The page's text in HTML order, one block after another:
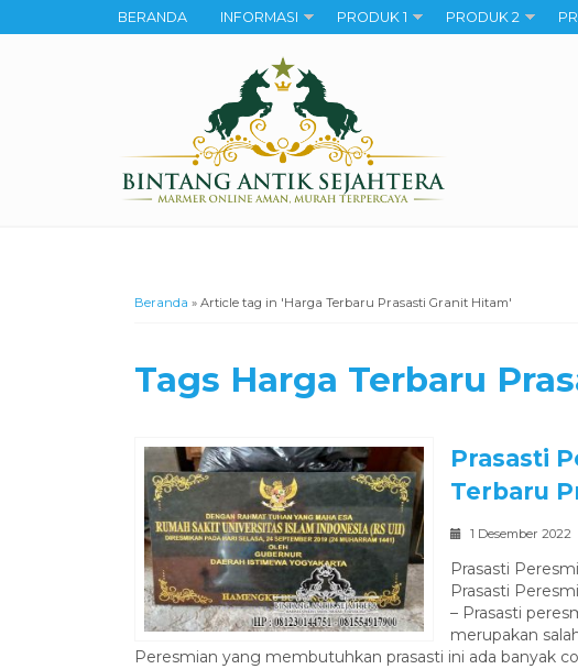
BERANDA INFORMASI PRODUK 1 PRODUK 2
Beranda » Article tag in 'Harga Terbaru Prasasti Granit Hitam'
Tags Harga Terbaru
Prasasti
Terbaru
1 Desember 2022
Prasasti
Prasasti
– Prasasti
merupakan
Peresmian yang membutuhkan prasasti ini ada banyak